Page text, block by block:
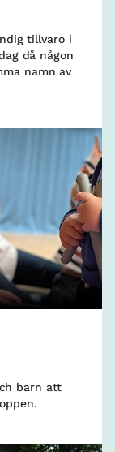
tillvaro i
då någon
namn av
barn att